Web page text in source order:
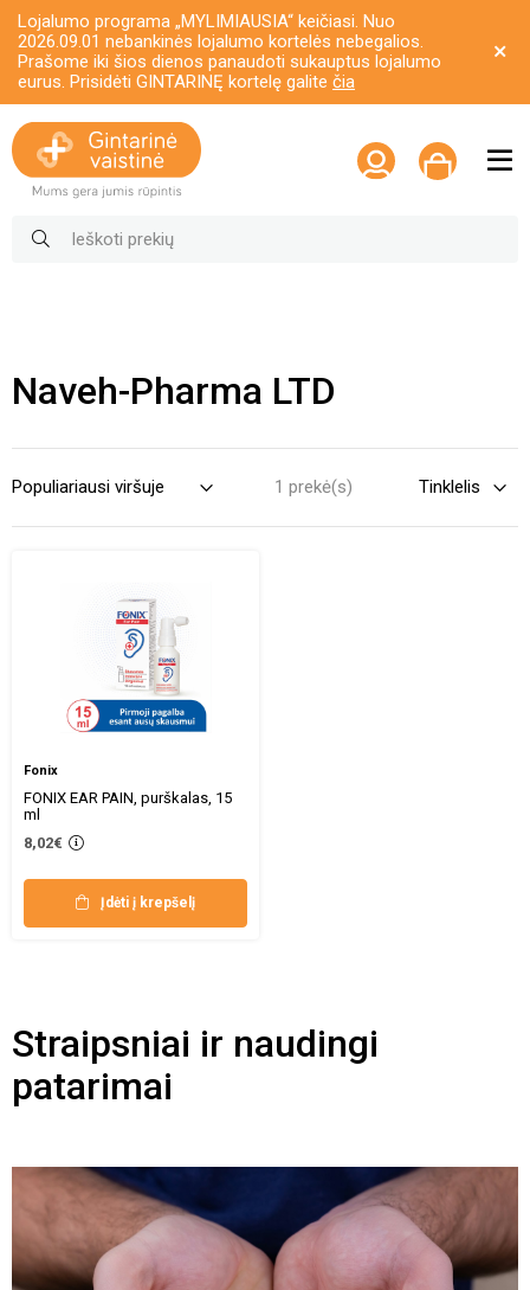
Lojalumo programa „MYLIMIAUSIA“ keičiasi. Nuo
2026.09.01 nebankinės lojalumo kortelės nebegalios.
Prašome iki šios dienos panaudoti sukauptus lojalumo
eurus. Prisidėti GINTARINĘ kortelę galite čia
Naveh-Pharma LTD
1 prekė(s)
Fonix
FONIX EAR PAIN, purškalas, 15
ml
8,02€
Įdėti į krepšelį
Straipsniai ir naudingi
patarimai